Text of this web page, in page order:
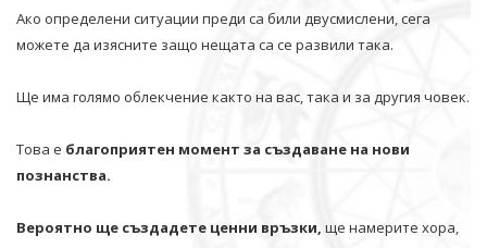
Ако определени ситуации преди са били двусмислени, сега
можете да изясните защо нещата са се развили така.
Ще има голямо облекчение както на вас, така и за другия човек.
Това е благоприятен момент за създаване на нови
познанства.
Вероятно ще създадете ценни връзки, ще намерите хора,